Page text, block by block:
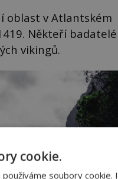
oblast v Atlantském
Někteří badatelé
vikingů.
cookie.
soubory cookie.